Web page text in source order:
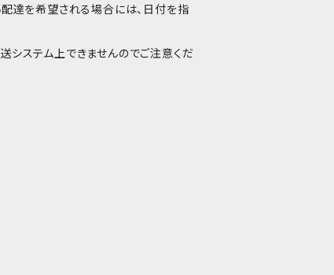
達を希望される場合には、日付を指
システム上できませんのでご注意くだ